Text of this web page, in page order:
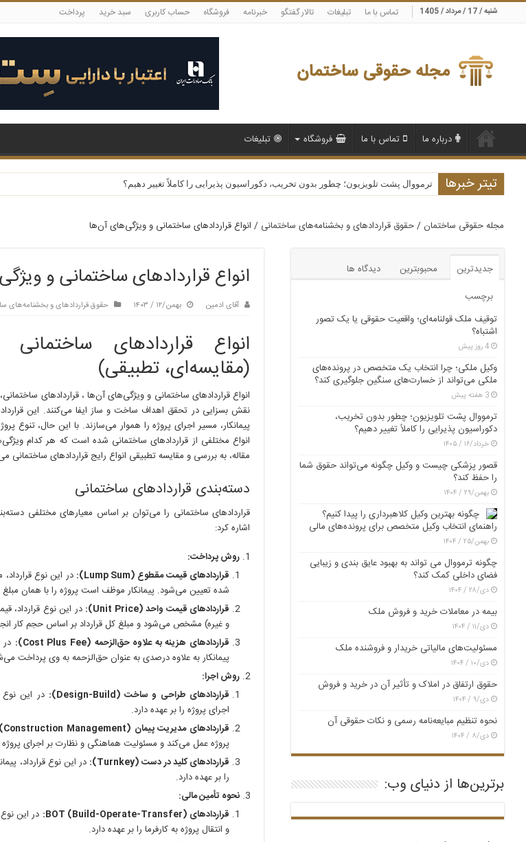
شنبه / 17 / مرداد / 1405 تماس با ما تبلیغات تالار گفتگو خبرنامه فروشگاه حساب کاربری سبد خرید پرداخت
درباره ما تماس با ما فروشگاه تبلیغات
تیتر خبرها ترمووال پشت تلویزیون؛ چطور بدون تخریب، دکوراسیون پذیرایی را کاملاً تغییر دهیم؟
مجله حقوقی ساختمان/حقوق قراردادهای و بخشنامه‌های ساختمانی / انواع قراردادهای ساختمانی و ویژگی‌های آن‌ها
انواع قراردادهای ساختمانی و
آقای ادمین بهمن/۱۲ / ۱۴۰۳ حقوق قراردادهای و بخشنامه‌های
انواع قراردادهای
(مقایسه‌ای، تطبیقی)
انواع قراردادهای ساختمانی و ویژگی‌های آن‌ها ، قراردادهای
نقش بسزایی در تحقق اهداف ساخت و ساز ایفا می‌کنند. این
پیمانکار، مسیر اجرای پروژه را هموار می‌سازند. با این حال، تنوع
انواع مختلفی از قراردادهای ساختمانی شده است که هر کدام
مقاله، به بررسی و مقایسه تطبیقی انواع رایج قراردادهای ساختمانی
دسته‌بندی قراردادهای ساختمانی
قراردادهای ساختمانی را می‌توان بر اساس معیارهای مختلفی
اشاره کرد:
روش پرداخت:
قراردادهای قیمت مقطوع (Lump Sum):
در این نوع
شده تعیین می‌شود. پیمانکار موظف است پروژه را با همان مبلغ
قراردادهای قیمت واحد (Unit Price):
در این نوع قرارداد،
و غیره) مشخص می‌شود و مبلغ کل قرارداد بر اساس حجم کار
قراردادهای هزینه به علاوه حق‌الزحمه (Cost Plus Fee):
پیمانکار به علاوه درصدی به عنوان حق‌الزحمه به وی پرداخت
روش اجرا:
قراردادهای طراحی و ساخت (Design-Build):
در این
اجرای پروژه را بر عهده دارد.
قراردادهای مدیریت پیمان (Construction Management):
پروژه عمل می‌کند و مسئولیت هماهنگی و نظارت بر اجرای پروژه
قراردادهای کلید در دست (Turnkey):
در این نوع قرارداد،
را بر عهده دارد.
نحوه تأمین مالی:
قراردادهای BOT (Build-Operate-Transfer):
در این
و انتقال پروژه به کارفرما را بر عهده دارد.
جدیدترین محبوبترین
دیدگاه ها
برچسب
توقیف ملک قولنامه‌ای؛ واقعیت حقوقی یا یک تصور
اشتباه؟
4 روز پیش
وکیل ملکی؛ چرا انتخاب یک متخصص در پرونده‌های
ملکی می‌تواند از خسارت‌های سنگین جلوگیری کند؟
3 هفته پیش
ترمووال پشت تلویزیون؛ چطور بدون تخریب،
دکوراسیون پذیرایی را کاملاً تغییر دهیم؟
خرداد/۱۶ / ۱۴۰۵
قصور پزشکی چیست و وکیل چگونه می‌تواند حقوق شما
را حفظ کند؟
بهمن/۲۹ / ۱۴۰۴
چگونه بهترین وکیل کلاهبرداری را پیدا کنیم؟
راهنمای انتخاب وکیل متخصص برای پرونده‌های مالی
بهمن/۲۵ / ۱۴۰۴
چگونه ترمووال می تواند به بهبود عایق بندی و زیبایی
فضای داخلی کمک کند؟
دی/۲۸ / ۱۴۰۴
بیمه در معاملات خرید و فروش ملک
دی/۱۱ / ۱۴۰۴
مسئولیت‌های مالیاتی خریدار و فروشنده ملک
دی/۱۰ / ۱۴۰۴
حقوق ارتفاق در املاک و تأثیر آن در خرید و فروش
دی/۹ / ۱۴۰۴
نحوه تنظیم مبایعه‌نامه رسمی و نکات حقوقی آن
دی/۸ / ۱۴۰۴
برترین‌ها از دنیای وب: